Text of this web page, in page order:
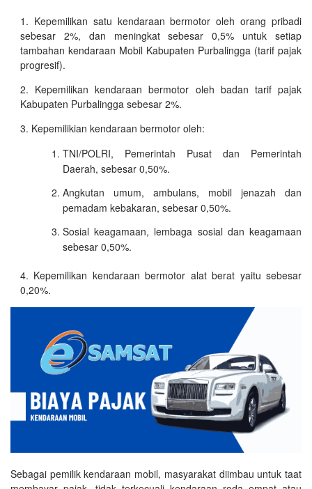
Kepemilikan satu kendaraan bermotor oleh orang pribadi
sebesar 2%, dan meningkat sebesar 0,5% untuk setiap
tambahan kendaraan Mobil Kabupaten Purbalingga (tarif pajak
progresif).
Kepemilikan kendaraan bermotor oleh badan tarif pajak
Kabupaten Purbalingga sebesar 2%.
Kepemilikian kendaraan bermotor oleh:
TNI/POLRI, Pemerintah Pusat dan Pemerintah
Daerah, sebesar 0,50%.
Angkutan umum, ambulans, mobil jenazah dan
pemadam kebakaran, sebesar 0,50%.
Sosial keagamaan, lembaga sosial dan keagamaan
sebesar 0,50%.
Kepemilikan kendaraan bermotor alat berat yaitu sebesar
0,20%.
Sebagai pemilik kendaraan mobil, masyarakat diimbau untuk taat